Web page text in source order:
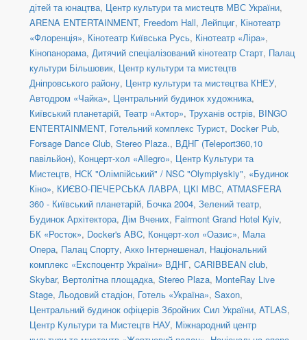
дітей та юнацтва, Центр культури та мистецтв МВС України,
ARENA ENTERTAINMENT, Freedom Hall, Лейпциг, Кінотеатр
«Флоренція», Кінотеатр Київська Русь, Кінотеатр «Ліра»,
Кінопанорама, Дитячий спеціалізований кінотеатр Старт, Палац
культури Більшовик, Центр культури та мистецтв
Дніпровського району, Центр культури та мистецтва КНЕУ,
Автодром «Чайка», Центральний будинок художника,
Київський планетарій, Театр «Актор», Труханів острів, BINGO
ENTERTAINMENT, Готельний комплекс Турист, Docker Pub,
Forsage Dance Club, Stereo Plaza., ВДНГ (Teleport360,10
павільйон), Концерт-хол «Allegro», Центр Культури та
Мистецтв, НСК "Олімпійський" / NSC "Olympiyskiy", «Будинок
Кіно», КИЄВО-ПЕЧЕРСЬКА ЛАВРА, ЦКІ МВС, ATMASFERA
360 - Київський планетарій, Бочка 2004, Зелений театр,
Будинок Архітектора, Дім Вчених, Fairmont Grand Hotel Kyiv,
БК «Росток», Docker's ABC, Концерт-хол «Оазис», Мала
Опера, Палац Спорту, Акко Інтернешенал, Національний
комплекс «Експоцентр України» ВДНГ, CARIBBEAN club,
Skybar, Вертолітна площадка, Stereo Plaza, MonteRay Live
Stage, Льодовий стадіон, Готель «Україна», Saxon,
Центральний будинок офіцерів Збройних Сил України, ATLAS,
Центр Культури та Мистецтв НАУ, Міжнародний центр